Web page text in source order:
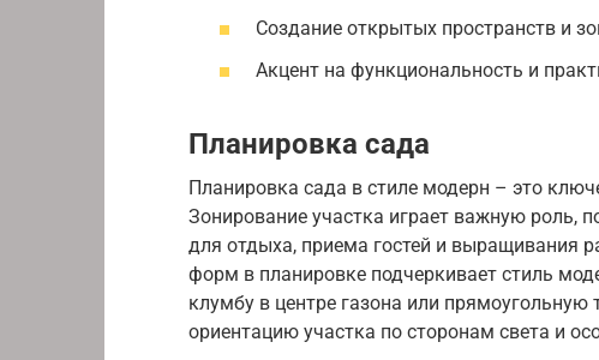
Создание открытых пространств и
Акцент на функциональность и
Планировка сада
Планировка сада в стиле модерн – это
Зонирование участка играет важную роль,
для отдыха, приема гостей и выращивания
форм в планировке подчеркивает стиль
клумбу в центре газона или
ориентацию участка по сторонам света и